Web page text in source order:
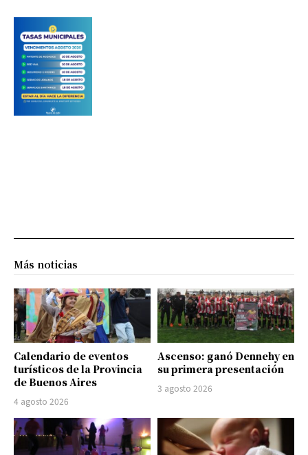
Más noticias
Calendario de eventos
turísticos de la Provincia
de Buenos Aires
4 agosto 2026
Ascenso: ganó Dennehy en
su primera presentación
3 agosto 2026